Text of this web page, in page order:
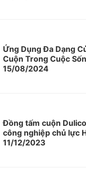
Ứng Dụng Đa Dạng
Cuộn Trong Cuộc
15/08/2024
Đồng tấm cuộn
công nghiệp chủ lực
11/12/2023